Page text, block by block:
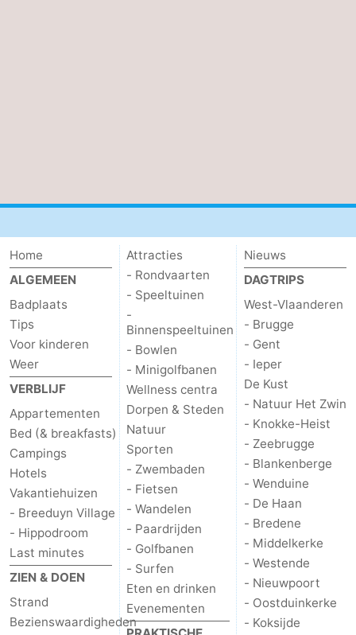
Home
ALGEMEEN
Badplaats
Tips
Voor kinderen
Weer
VERBLIJF
Appartementen
Bed (& breakfasts)
Campings
Hotels
Vakantiehuizen
- Breeduyn Village
- Hippodroom
Last minutes
ZIEN & DOEN
Strand
Bezienswaardigheden
Attracties
- Rondvaarten
- Speeltuinen
-
Binnenspeeltuinen
- Bowlen
- Minigolfbanen
Wellness centra
Dorpen & Steden
Natuur
Sporten
- Zwembaden
- Fietsen
- Wandelen
- Paardrijden
- Golfbanen
- Surfen
Eten en drinken
Evenementen
Nieuws
DAGTRIPS
West-Vlaanderen
- Brugge
- Gent
- Ieper
De Kust
- Natuur Het Zwin
- Knokke-Heist
- Zeebrugge
- Blankenberge
- Wenduine
- De Haan
- Bredene
- Middelkerke
- Westende
- Nieuwpoort
- Oostduinkerke
- Koksijde